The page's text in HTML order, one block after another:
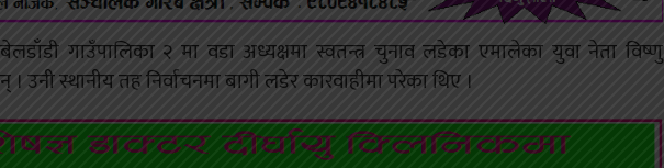
बेलडाँडी गाउँपालिका २ मा वडा अध्यक्षमा स्वतन्त्र चुनाव लडेका एमालेका युवा नेता विष्णु
उनी स्थानीय तह निर्वाचनमा बागी लडेर कारवाहीमा परेका थिए ।